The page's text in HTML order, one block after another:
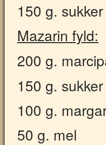
150 g. sukker
Mazarin fyld:
200 g.
150 g. sukker
100 g.
50 g. mel